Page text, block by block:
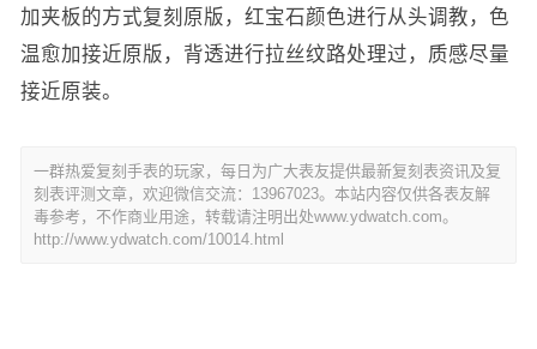
加夹板的方式复刻原版，红宝石颜色进行从头调教，色
温愈加接近原版，背透进行拉丝纹路处理过，质感尽量
接近原装。
一群热爱复刻手表的玩家，每日为广大表友提供最新复刻表资讯及复
刻表评测文章，欢迎微信交流：13967023。本站内容仅供各表友解
毒参考，不作商业用途，转载请注明出处www.ydwatch.com。
http://www.ydwatch.com/10014.html